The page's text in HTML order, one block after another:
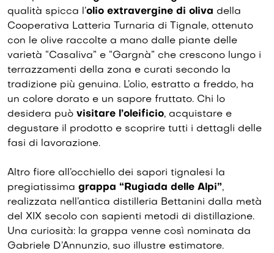
qualità spicca l’olio extravergine di oliva della
Cooperativa Latteria Turnaria di Tignale, ottenuto
con le olive raccolte a mano dalle piante delle
varietà “Casaliva” e “Gargnà” che crescono lungo i
terrazzamenti della zona e curati secondo la
tradizione più genuina. L’olio, estratto a freddo, ha
un colore dorato e un sapore fruttato. Chi lo
desidera può visitare l’oleificio, acquistare e
degustare il prodotto e scoprire tutti i dettagli delle
fasi di lavorazione.
Altro fiore all’occhiello dei sapori tignalesi la
pregiatissima grappa “Rugiada delle Alpi”,
realizzata nell’antica distilleria Bettanini dalla metà
del XIX secolo con sapienti metodi di distillazione.
Una curiosità: la grappa venne così nominata da
Gabriele D’Annunzio, suo illustre estimatore.